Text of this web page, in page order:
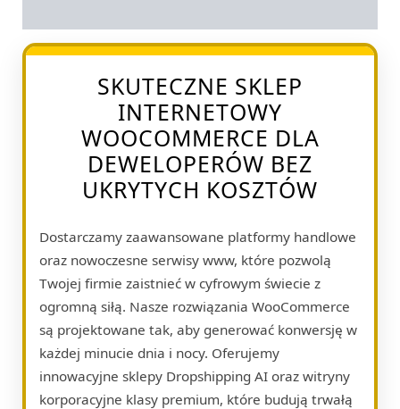
SKUTECZNE SKLEP
INTERNETOWY
WOOCOMMERCE DLA
DEWELOPERÓW BEZ
UKRYTYCH KOSZTÓW
Dostarczamy zaawansowane platformy handlowe
oraz nowoczesne serwisy www, które pozwolą
Twojej firmie zaistnieć w cyfrowym świecie z
ogromną siłą. Nasze rozwiązania WooCommerce
są projektowane tak, aby generować konwersję w
każdej minucie dnia i nocy. Oferujemy
innowacyjne sklepy Dropshipping AI oraz witryny
korporacyjne klasy premium, które budują trwałą